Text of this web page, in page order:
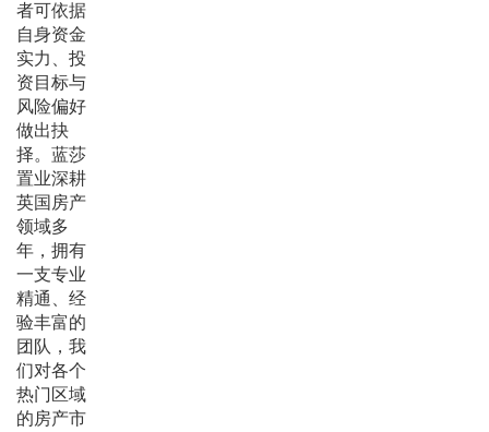
者可依据
自身资金
实力、投
资目标与
风险偏好
做出抉
择。蓝莎
置业深耕
英国房产
领域多
年，拥有
一支专业
精通、经
验丰富的
团队，我
们对各个
热门区域
的房产市